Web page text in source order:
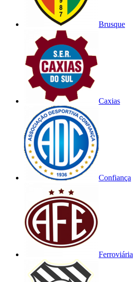
Brusque
Caxias
Confiança
Ferroviária